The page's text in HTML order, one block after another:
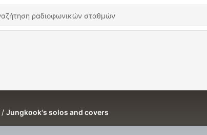
Jungkook's solos and covers